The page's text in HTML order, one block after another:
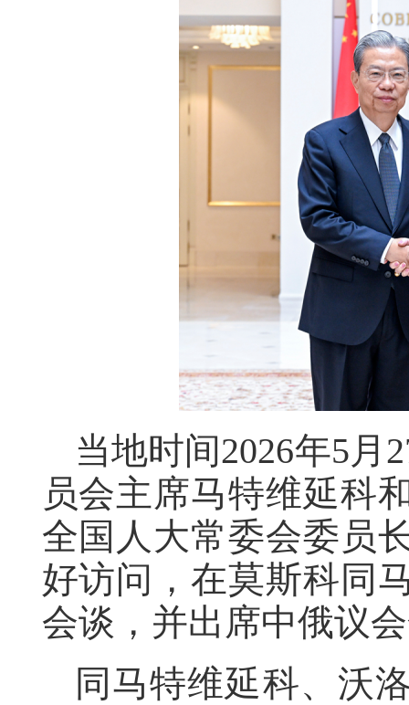
当地时间2026年5月
员会主席马特维延科
全国人大常委会委员
好访问，在莫斯科同
会谈，并出席中俄议
同马特维延科、沃